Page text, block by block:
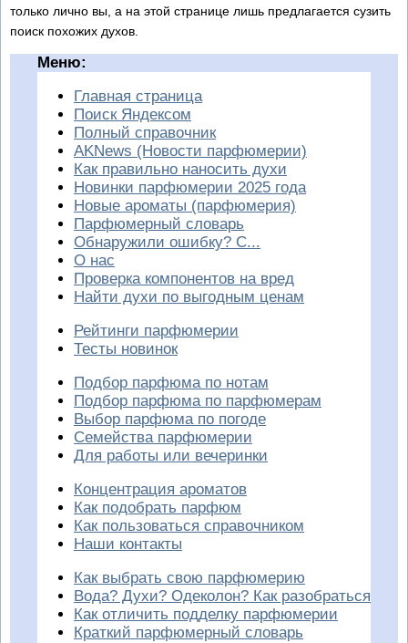
только лично вы, а на этой странице лишь предлагается сузить
поиск похожих духов.
Меню:
Главная страница
Поиск Яндексом
Полный справочник
AKNews (Новости парфюмерии)
Как правильно наносить духи
Новинки парфюмерии 2025 года
Новые ароматы (парфюмерия)
Парфюмерный словарь
Обнаружили ошибку? С...
О нас
Проверка компонентов на вред
Найти духи по выгодным ценам
Рейтинги парфюмерии
Тесты новинок
Подбор парфюма по нотам
Подбор парфюма по парфюмерам
Выбор парфюма по погоде
Семейства парфюмерии
Для работы или вечеринки
Концентрация ароматов
Как подобрать парфюм
Как пользоваться справочником
Наши контакты
Как выбрать свою парфюмерию
Вода? Духи? Одеколон? Как разобраться
Как отличить подделку парфюмерии
Краткий парфюмерный словарь